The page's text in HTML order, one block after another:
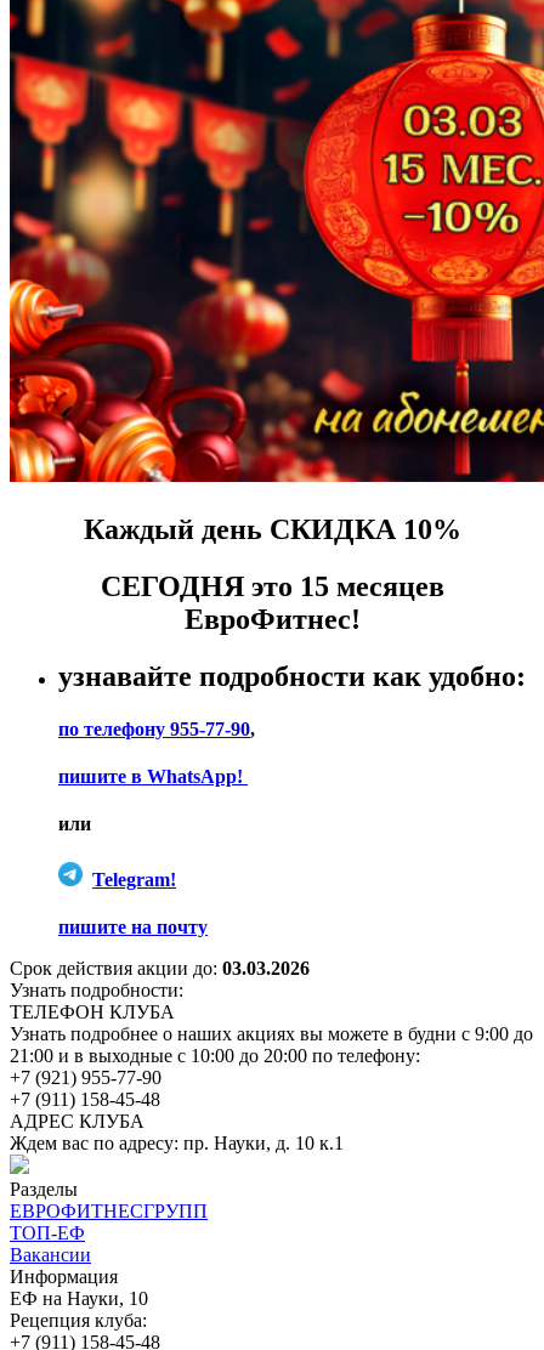
Каждый день СКИДКА 10%
СЕГОДНЯ это 15 месяцев
ЕвроФитнес!
узнавайте подробности как удобно:
по телефону 955-77-90,
пишите в WhatsApp!
или
Telegram!
пишите на почту
Срок действия акции до: 03.03.2026
Узнать подробности:
ТЕЛЕФОН КЛУБА
Узнать подробнее о наших акциях вы можете в будни с 9:00 до
21:00 и в выходные с 10:00 до 20:00 по телефону:
+7 (921) 955-77-90
+7 (911) 158-45-48
АДРЕС КЛУБА
Ждем вас по адресу: пр. Науки, д. 10 к.1
Разделы
ЕВРОФИТНЕСГРУПП
ТОП-ЕФ
Вакансии
Информация
ЕФ на Науки, 10
Рецепция клуба:
+7 (911) 158-45-48